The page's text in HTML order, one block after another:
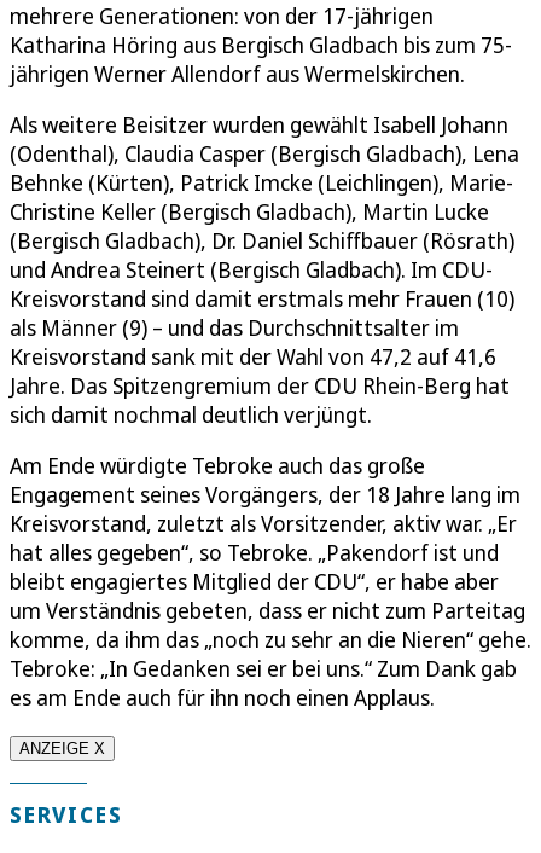
mehrere Generationen: von der 17-jährigen
Katharina Höring aus Bergisch Gladbach bis zum 75-
jährigen Werner Allendorf aus Wermelskirchen.
Als weitere Beisitzer wurden gewählt Isabell Johann
(Odenthal), Claudia Casper (Bergisch Gladbach), Lena
Behnke (Kürten), Patrick Imcke (Leichlingen), Marie-
Christine Keller (Bergisch Gladbach), Martin Lucke
(Bergisch Gladbach), Dr. Daniel Schiffbauer (Rösrath)
und Andrea Steinert (Bergisch Gladbach). Im CDU-
Kreisvorstand sind damit erstmals mehr Frauen (10)
als Männer (9) – und das Durchschnittsalter im
Kreisvorstand sank mit der Wahl von 47,2 auf 41,6
Jahre. Das Spitzengremium der CDU Rhein-Berg hat
sich damit nochmal deutlich verjüngt.
Am Ende würdigte Tebroke auch das große
Engagement seines Vorgängers, der 18 Jahre lang im
Kreisvorstand, zuletzt als Vorsitzender, aktiv war. „Er
hat alles gegeben“, so Tebroke. „Pakendorf ist und
bleibt engagiertes Mitglied der CDU“, er habe aber
um Verständnis gebeten, dass er nicht zum Parteitag
komme, da ihm das „noch zu sehr an die Nieren“ gehe.
Tebroke: „In Gedanken sei er bei uns.“ Zum Dank gab
es am Ende auch für ihn noch einen Applaus.
ANZEIGE X
SERVICES